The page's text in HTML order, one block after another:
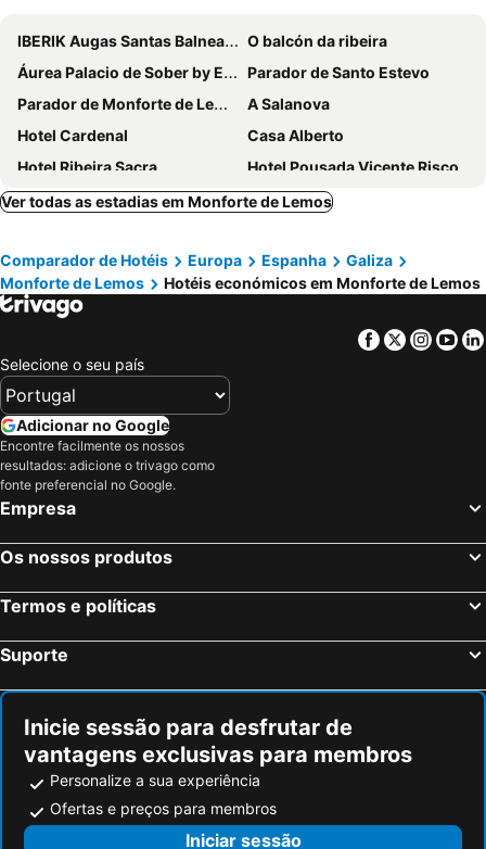
IBERIK Augas Santas Balneario & Golf
O balcón da ribeira
Áurea Palacio de Sober by Eurostars Hotel Company
Parador de Santo Estevo
Parador de Monforte de Lemos
A Salanova
Hotel Cardenal
Casa Alberto
Hotel Ribeira Sacra
Hotel Pousada Vicente Risco
Miradores do Sil Hotel Apartamento
Hostal Medievo
Reitoral de Parada
Hostal Galicia
Hotel Casa Reboiro
HOTEL TERRA GALEGA MEIGA
Casa Grande de Rosende
Hotel Condes de Lemos
IL SANTA CLARA HOTEL
Casa Rural O Canto Da Terra
Rectoral de Castillón
Terra Galega
Tres Portas
Hermida Rural
Ver todas as estadias em Monforte de Lemos
Comparador de Hotéis Europa Espanha
Galiza
Monforte de Lemos
Hotéis económicos em Monforte de Lemos
Facebook
Twitter
Selecione o seu país
Adicionar no Google
Encontre facilmente os nossos
resultados: adicione o trivago como
fonte preferencial no Google.
Empresa
Os nossos produtos
Termos e políticas
Suporte
Inicie sessão para desfrutar de
vantagens exclusivas para membros
Personalize a sua experiência
Ofertas e preços para membros
Iniciar sessão